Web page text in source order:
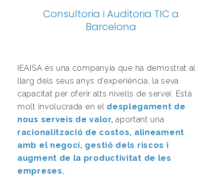
Consultoria i Auditoria TIC a
Barcelona
IEAISA és una companyia que ha demostrat al
llarg dels seus anys d’experiència, la seva
capacitat per oferir alts nivells de servei. Està
molt involucrada en el desplegament de
nous serveis de valor, aportant una
racionalització de costos, alineament
amb el negoci, gestió dels riscos i
augment de la productivitat de les
empreses.